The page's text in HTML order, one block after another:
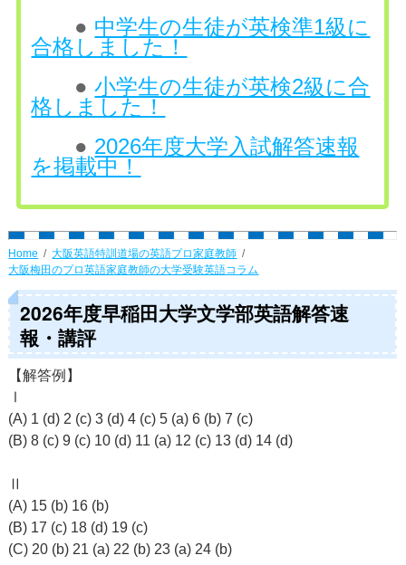
● 中学生の生徒が英検準1級に
合格しました！
●小学生の生徒が英検2級に合
格しました！
● 2026年度大学入試解答速報
を掲載中！
Home
大阪英語特訓道場の英語プロ家庭教師
大阪梅田のプロ英語家庭教師の大学受験英語コラム
2026年度早稲田大学文学部英語解答速
報・講評
【解答例】
Ⅰ
(A) 1 (d) 2 (c) 3 (d) 4 (c) 5 (a) 6 (b) 7 (c)
(B) 8 (c) 9 (c) 10 (d) 11 (a) 12 (c) 13 (d) 14 (d)
Ⅱ
(A) 15 (b) 16 (b)
(B) 17 (c) 18 (d) 19 (c)
(C) 20 (b) 21 (a) 22 (b) 23 (a) 24 (b)